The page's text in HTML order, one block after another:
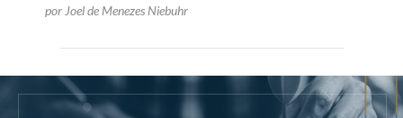
por Joel de Menezes Niebuhr